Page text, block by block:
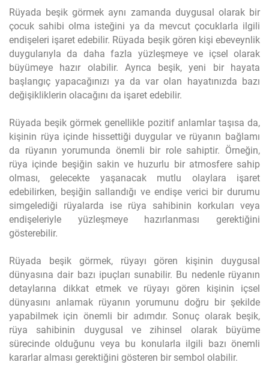
Rüyada beşik görmek aynı zamanda duygusal olarak bir
çocuk sahibi olma isteğini ya da mevcut çocuklarla ilgili
endişeleri işaret edebilir. Rüyada beşik gören kişi ebeveynlik
duygularıyla da daha fazla yüzleşmeye ve içsel olarak
büyümeye hazır olabilir. Ayrıca beşik, yeni bir hayata
başlangıç yapacağınızı ya da var olan hayatınızda bazı
değişikliklerin olacağını da işaret edebilir.
Rüyada beşik görmek genellikle pozitif anlamlar taşısa da,
kişinin rüya içinde hissettiği duygular ve rüyanın bağlamı
da rüyanın yorumunda önemli bir role sahiptir. Örneğin,
rüya içinde beşiğin sakin ve huzurlu bir atmosfere sahip
olması, gelecekte yaşanacak mutlu olaylara işaret
edebilirken, beşiğin sallandığı ve endişe verici bir durumu
simgelediği rüyalarda ise rüya sahibinin korkuları veya
endişeleriyle yüzleşmeye hazırlanması gerektiğini
gösterebilir.
Rüyada beşik görmek, rüyayı gören kişinin duygusal
dünyasına dair bazı ipuçları sunabilir. Bu nedenle rüyanın
detaylarına dikkat etmek ve rüyayı gören kişinin içsel
dünyasını anlamak rüyanın yorumunu doğru bir şekilde
yapabilmek için önemli bir adımdır. Sonuç olarak beşik,
rüya sahibinin duygusal ve zihinsel olarak büyüme
sürecinde olduğunu veya bu konularla ilgili bazı önemli
kararlar alması gerektiğini gösteren bir sembol olabilir.